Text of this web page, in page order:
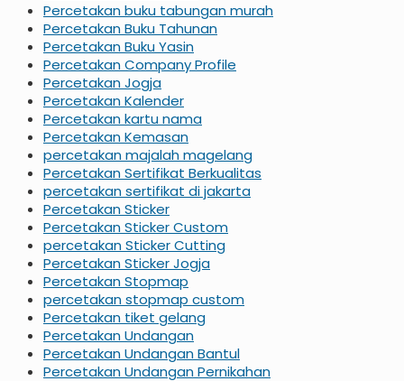
Percetakan buku tabungan murah
Percetakan Buku Tahunan
Percetakan Buku Yasin
Percetakan Company Profile
Percetakan Jogja
Percetakan Kalender
Percetakan kartu nama
Percetakan Kemasan
percetakan majalah magelang
Percetakan Sertifikat Berkualitas
percetakan sertifikat di jakarta
Percetakan Sticker
Percetakan Sticker Custom
percetakan Sticker Cutting
Percetakan Sticker Jogja
Percetakan Stopmap
percetakan stopmap custom
Percetakan tiket gelang
Percetakan Undangan
Percetakan Undangan Bantul
Percetakan Undangan Pernikahan